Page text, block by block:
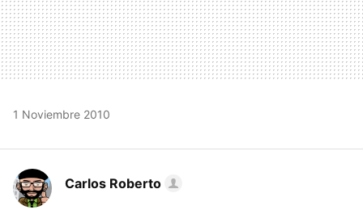
1 Noviembre 2010
Carlos Roberto